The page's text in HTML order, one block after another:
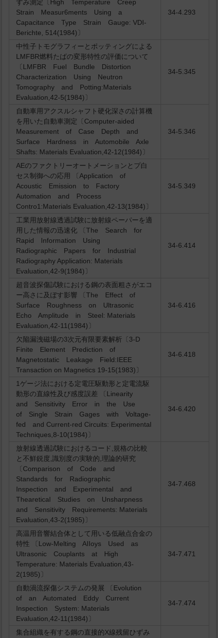
ずみ測定〔High Temperature Creep
Strain Measur6ments Using a
Capacitance Type Strain Gauge: VDI-
Berichte, 514(1984)〕
34-4.293
中性子トモグラフィーとポッティングによる
LMFBR燃料たばの変形特性の評価について
〔LMFBR Fuel Bundle Distortion
Characterization Using Neutron
Tomography and Potting:Materials
Evaluation,42-5(1984)〕
34-5.345
自動車用アクスルシャフト硬化深さの計算機
を用いた自動車測定〔Computer-aided
Measurement of Case Depth and
Surface Hardness in Automobile Axle
Shafts: Materials Evaluation,42-12(1984)〕
34-5.346
AEのファクトリーオートメーションとプ白
セス制御への応用 〔Application of
Acoustic Emission to Factory
Automation and Process
Contro1:Materials Evaluation,42-13(1984)〕
34-5.349
工業用放射線透過試験に放射線ペーパーを適
用した情報の迅速化 〔The Search for
Rapid Information Using
Radiographic Papers for Industrial
Radiography Application: Materials
Evaluation,42-9(1984)〕
34-6.414
超音波探傷試験における鋼の表面粗さがエコ
ー高さに及ぼす影響 〔The Effect of
Surface Roughness on Ultrasonic
Echo Amplitude in Steel: Materials
Evaluation,42-11(1984)〕
34-6.416
欠陥漏洩磁場の3次元有限要素解析〔3-D
Finite Element Prediction of
Magnetostatic Leakage Field:IEEE
Transaction on Magnetics 19-15(1983)〕
34-6.418
1ゲージ法における定電圧駆動形と定電流駆
動形の直線性及び感度誤差 〔Linearity
and Sensitivity Error in the Use
of Single Strain Gages with Voltage-
fed and Current-red Circuits: Experimental
Techniques,8-10(1984)〕
34-6.420
放射線透過試験におけるコード,規格の比較
と不鮮鋭度,識別度の実験的,理論的研究
〔Comparison of Code and
Standards for Radiographic
Inspection and Experimental and
Thearetical Studies on Unsharpness
and Sensitivity Requirements: Materials
Evaluation,43-2(1985)〕
34-7.468
高温用音響結合体として用いる低融点合金の
特性 〔Low-Melting AIIoys Used as
Ultrasonic Couplants at High
Temperature: Materials Evaluation,43-
2(1985)〕
34-7.471
自動渦流探傷システムの発展 〔Evolution
of an Automated Eddy Current
Inspection System: Materials
Evaluation,42-11(1984)〕
34-7.474
集合組織を有する鋼の直接的X線残留ひずみ